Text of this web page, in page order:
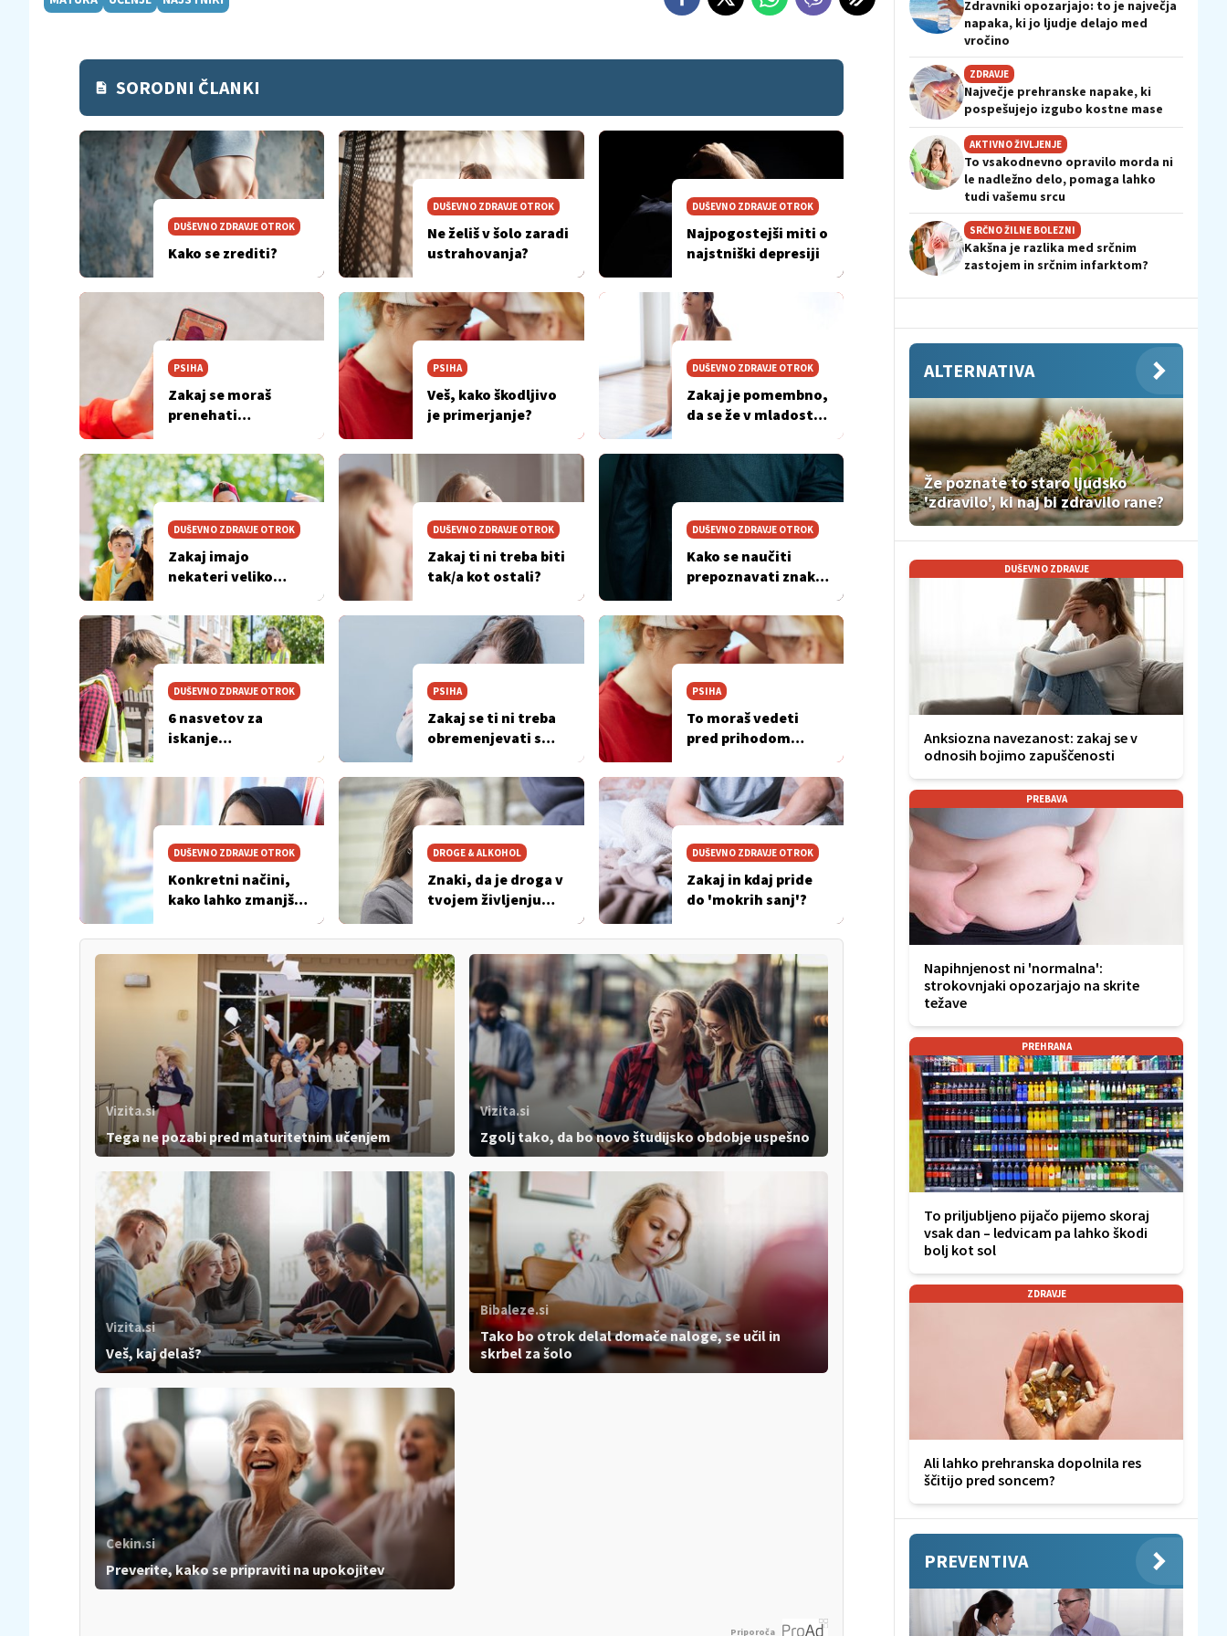
SORODNI ČLANKI
DUŠEVNO ZDRAVJE OTROK
Kako se zrediti?
DUŠEVNO ZDRAVJE OTROK
Ne želiš v šolo zaradi
ustrahovanja?
DUŠEVNO ZDRAVJE OTROK
Najpogostejši miti o
najstniški depresiji
PSIHA
Zakaj se moraš
prenehati
nerealnimi slikami
na družbenih
omrežjih?
PSIHA
Veš, kako škodljivo
je primerjanje?
DUŠEVNO ZDRAVJE OTROK
Zakaj je pomembno,
da se že v mladosti
športom?
DUŠEVNO ZDRAVJE OTROK
Zakaj imajo
nekateri veliko
ne?
DUŠEVNO ZDRAVJE OTROK
Zakaj ti ni treba biti
tak/a kot ostali?
DUŠEVNO ZDRAVJE OTROK
Kako se naučiti
prepoznavati znake
DUŠEVNO ZDRAVJE OTROK
6 nasvetov za
iskanje
PSIHA
Zakaj se ti ni treba
obremenjevati s
PSIHA
To moraš vedeti
pred prihodom
DUŠEVNO ZDRAVJE OTROK
Konkretni načini,
kako lahko zmanjšaš
DROGE & ALKOHOL
Znaki, da je droga v
tvojem življenju
težava
DUŠEVNO ZDRAVJE OTROK
Zakaj in kdaj pride
do 'mokrih sanj'?
Vizita.si
Tega ne pozabi pred maturitetnim učenjem
Vizita.si
Zgolj tako, da bo novo študijsko obdobje uspešno
Vizita.si
Veš, kaj delaš?
Bibaleze.si
Tako bo otrok delal domače naloge, se učil in
skrbel za šolo
Cekin.si
Preverite, kako se pripraviti na upokojitev
Priporoča
Zdravniki opozarjajo: to je največja
napaka, ki jo ljudje delajo med
vročino
ZDRAVJE
Največje prehranske napake, ki
pospešujejo izgubo kostne mase
AKTIVNO ŽIVLJENJE
To vsakodnevno opravilo morda ni
le nadležno delo, pomaga lahko
tudi vašemu srcu
SRČNO ŽILNE BOLEZNI
Kakšna je razlika med srčnim
zastojem in srčnim infarktom?
ALTERNATIVA
Že poznate to staro ljudsko
'zdravilo', ki naj bi zdravilo rane?
DUŠEVNO ZDRAVJE
Anksiozna navezanost: zakaj se v
odnosih bojimo zapuščenosti
PREBAVA
Napihnjenost ni 'normalna':
strokovnjaki opozarjajo na skrite
težave
PREHRANA
To priljubljeno pijačo pijemo skoraj
vsak dan – ledvicam pa lahko škodi
bolj kot sol
ZDRAVJE
Ali lahko prehranska dopolnila res
ščitijo pred soncem?
PREVENTIVA